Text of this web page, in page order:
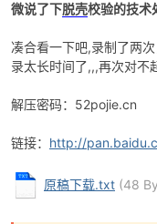
破
微说了下脱壳校验的技术
凑合看一下吧,录制了两
录太长时间了,,,再次对不
解压密码：52pojie.cn
链接： http://
原稿下载.txt (48